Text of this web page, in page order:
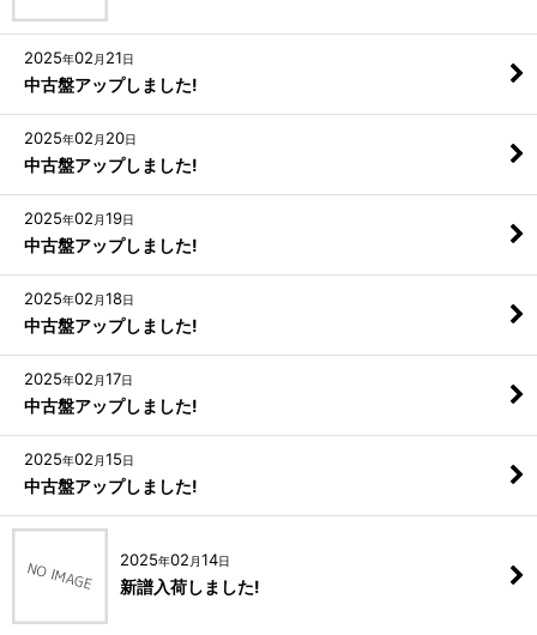
2025年02 月 21日
中古盤アップしました!
2025年02 月 20日
中古盤アップしました!
2025年02 月19日
中古盤アップしました!
2025年02 月18日
中古盤アップしました!
2025年02 月17日
中古盤アップしました!
2025年02 月15日
中古盤アップしました!
2025年02 月14日
新譜入荷しました!